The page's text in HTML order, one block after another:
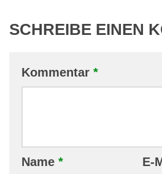
SCHREIBE EINEN
Kommentar *
Name * E-